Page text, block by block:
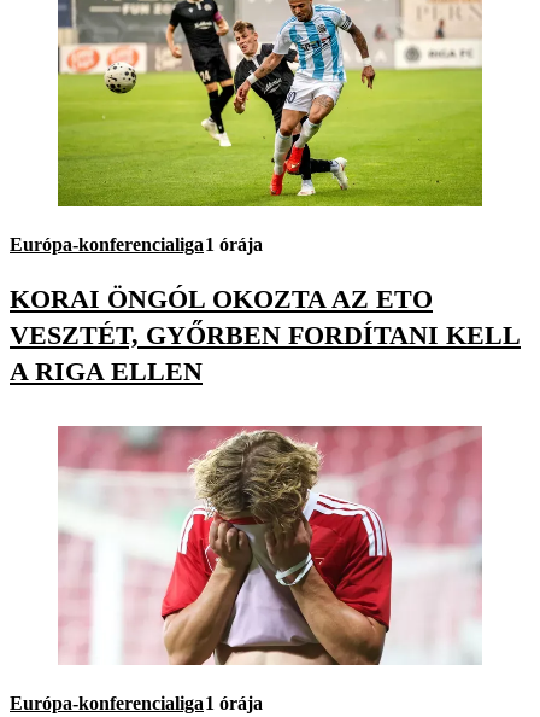
Európa-konferencialiga1 órája
KORAI ÖNGÓL OKOZTA AZ ETO
VESZTÉT, GYŐRBEN FORDÍTANI KELL
A RIGA ELLEN
Európa-konferencialiga1 órája